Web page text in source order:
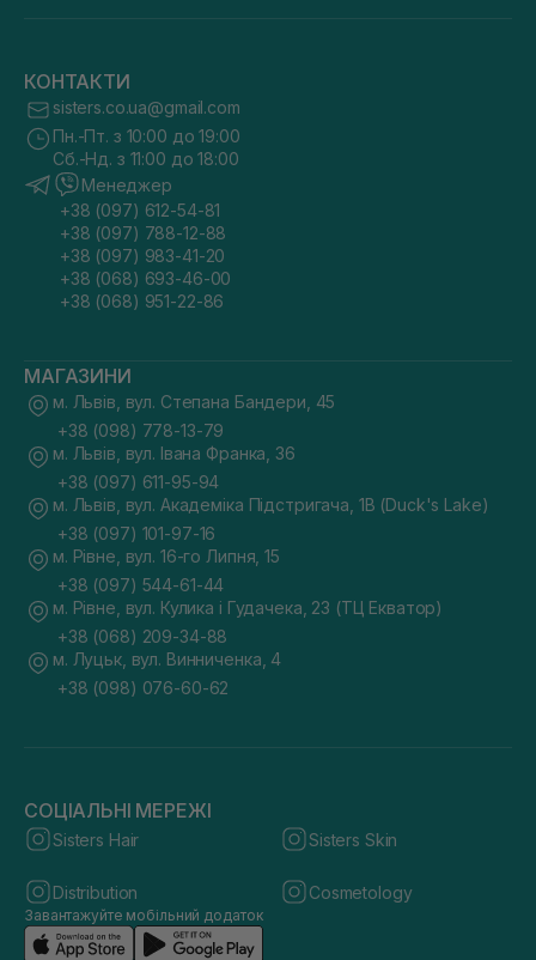
КОНТАКТИ
sisters.co.ua@gmail.com
Пн.-Пт. з 10:00 до 19:00
Сб.-Нд. з 11:00 до 18:00
Менеджер
+38 (097) 612-54-81
+38 (097) 788-12-88
+38 (097) 983-41-20
+38 (068) 693-46-00
+38 (068) 951-22-86
МАГАЗИНИ
м. Львів, вул. Степана Бандери, 45
+38 (098) 778-13-79
м. Львів, вул. Івана Франка, 36
+38 (097) 611-95-94
м. Львів, вул. Академіка Підстригача, 1В (Duck's Lake)
+38 (097) 101-97-16
м. Рівне, вул. 16-го Липня, 15
+38 (097) 544-61-44
м. Рівне, вул. Кулика і Гудачека, 23 (ТЦ Екватор)
+38 (068) 209-34-88
м. Луцьк, вул. Винниченка, 4
+38 (098) 076-60-62
СОЦІАЛЬНІ МЕРЕЖІ
Sisters Hair Sisters Skin
Distribution Cosmetology
Завантажуйте мобільний додаток